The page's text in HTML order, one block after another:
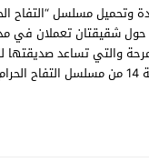
شقيقتان تعملان في
والتي تساعد صديقتها
تحيك يلديز له العديد من الحيل والاكاذيب